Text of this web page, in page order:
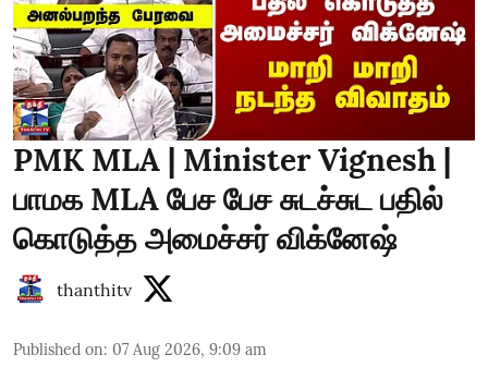
PMK MLA | Minister Vignesh |
பாமக MLA பேச பேச சுடச்சுட பதில்
கொடுத்த அமைச்சர் விக்னேஷ்
thanthitv
Published on: 07 Aug 2026, 9:09 am